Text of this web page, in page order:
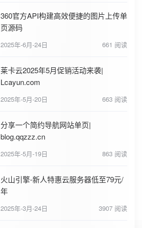
360官方API构建高效便捷的图片上传单
页源码
2025年-6月-24日 661 阅读
莱卡云2025年5月促销活动来袭|
Lcayun.com
2025年-5月-20日 663 阅读
分享一个简约导航网站单页|
blog.qqzzz.cn
2025年-5月-19日 863 阅读
火山引擎-新人特惠云服务器低至79元/
年
2025年-3月-24日 3907 阅读